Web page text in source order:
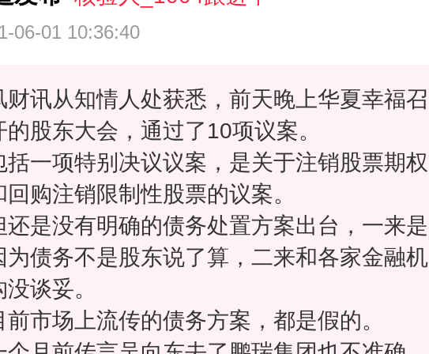
06-01 10:36:40
财讯从知情人处获悉，前天晚上华夏幸福召
的股东大会，通过了10项议案。
括一项特别决议议案，是关于注销股票期权
回购注销限制性股票的议案。
还是没有明确的债务处置方案出台，一来是
为债务不是股东说了算，二来和各家金融机
没谈妥。
前市场上流传的债务方案，都是假的。